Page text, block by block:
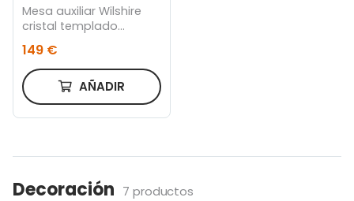
Mesa auxiliar Wilshire
cristal templado
acabado pintado gris
mate Ø35cm
149 €
AÑADIR
Decoración 7 productos